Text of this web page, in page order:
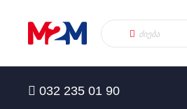
032 235 01 90